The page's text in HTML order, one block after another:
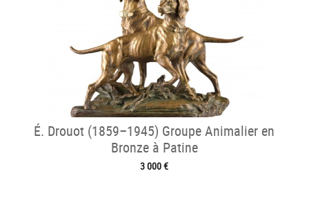
É. Drouot (1859–1945) Groupe Animalier en
Bronze à Patine
3 000 €